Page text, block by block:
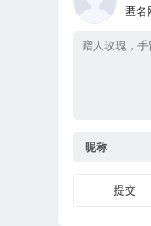
匿名
昵称
提交